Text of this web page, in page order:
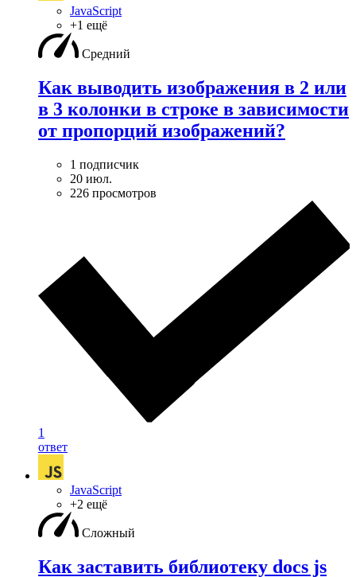
JavaScript
+1 ещё
Средний
Как выводить изображения в 2 или
в 3 колонки в строке в зависимости
от пропорций изображений?
1 подписчик
20 июл.
226 просмотров
1
ответ
JavaScript
+2 ещё
Сложный
Как заставить библиотеку docs js